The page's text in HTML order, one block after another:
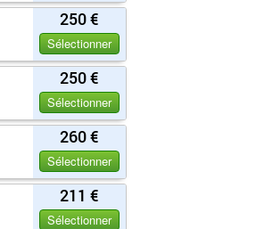
250 €
Sélectionner
250 €
Sélectionner
260 €
Sélectionner
211 €
Sélectionner